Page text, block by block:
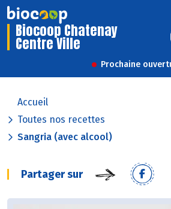
Biocoop Chatenay
Centre Ville
Prochaine
Accueil
Toutes nos recettes
Sangria (avec alcool)
Partager sur